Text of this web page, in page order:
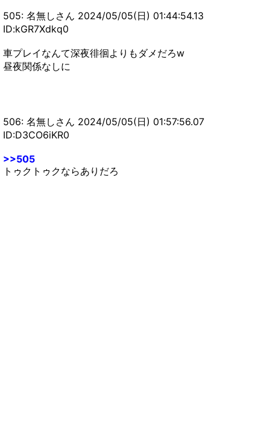
505: 名無しさん 2024/05/05(日) 01:44:54.13
ID:kGR7Xdkq0
車プレイなんて深夜徘徊よりもダメだろw
昼夜関係なしに
506: 名無しさん 2024/05/05(日) 01:57:56.07
ID:D3CO6iKR0
>>505
トゥクトゥクならありだろ